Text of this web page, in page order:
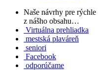
Naše návrhy pre
z nášho obsahu…
Virtuálna prehliadka
mestská plaváreň
seniori
Facebook
odporúčame